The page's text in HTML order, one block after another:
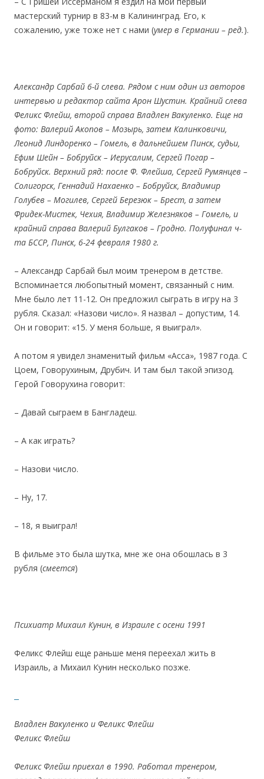
мастерский турнир в 83-м в Калининград. Его, к
сожалению, уже тоже нет с нами (умер в Германии – ред.).
Александр Сарбай 6-й слева. Рядом с ним один из авторов
интервью и редактор сайта Арон Шустин. Крайний слева
Феликс Флейш, второй справа Владлен Вакуленко. Еще на
фото: Валерий Акопов – Мозырь, затем Калинковичи,
Леонид Линдоренко – Гомель, в дальнейшем Пинск, судьи,
Ефим Шейн – Бобруйск – Иерусалим, Сергей Погар –
Бобруйск. Верхний ряд: после Ф. Флейша, Сергей Румянцев –
Солигорск, Геннадий Нахаенко – Бобруйск, Владимир
Голубев – Могилев, Сергей Березюк – Брест, а затем
Фридек-Мистек, Чехия, Владимир Железняков – Гомель, и
крайний справа Валерий Булгаков – Гродно. Полуфинал ч-
та БССР, Пинск, 6-24 февраля 1980 г.
– Александр Сарбай был моим тренером в детстве.
Вспоминается любопытный момент, связанный с ним.
Мне было лет 11-12. Он предложил сыграть в игру на 3
рубля. Сказал: «Назови число». Я назвал – допустим, 14.
Он и говорит: «15. У меня больше, я выиграл».
А потом я увидел знаменитый фильм «Асса», 1987 года. С
Цоем, Говорухиным, Друбич. И там был такой эпизод.
Герой Говорухина говорит:
– Давай сыграем в Бангладеш.
– А как играть?
– Назови число.
– Ну, 17.
– 18, я выиграл!
В фильме это была шутка, мне же она обошлась в 3
рубля (смеется)
Психиатр Михаил Кунин, в Израиле с осени 1991
Феликс Флейш еще раньше меня переехал жить в
Израиль, а Михаил Кунин несколько позже.
Владлен Вакуленко и Феликс Флейш
Феликс Флейш
Феликс Флейш приехал в 1990. Работал тренером,